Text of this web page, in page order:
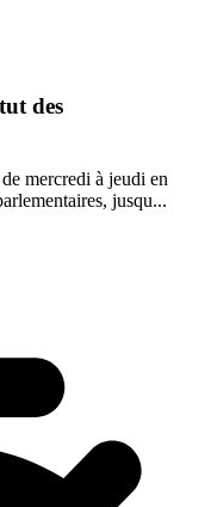
des
mercredi à jeudi en
jusqu...